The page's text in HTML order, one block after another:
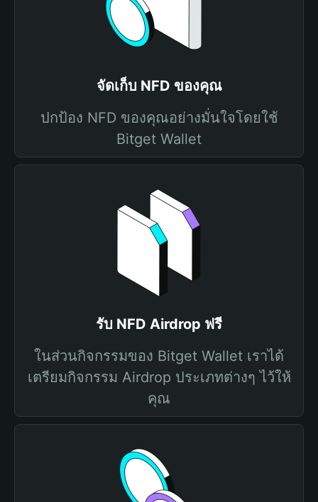
จัดเก็บ NFD ของคุณ
ปกป้อง NFD ของคุณอย่างมั่นใจโดยใช้
Bitget Wallet
รับ NFD Airdrop ฟรี
ในส่วนกิจกรรมของ Bitget Wallet เราได้
เตรียมกิจกรรม Airdrop ประเภทต่างๆ ไว้ให้
คุณ